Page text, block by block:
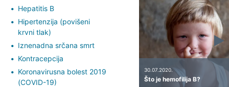
Hepatitis B
Hipertenzija (povišeni
krvni tlak)
Iznenadna srčana smrt
Kontracepcija
Koronavirusna bolest 2019
(COVID-19)
30.07.2020.
Što je hemofilija B?